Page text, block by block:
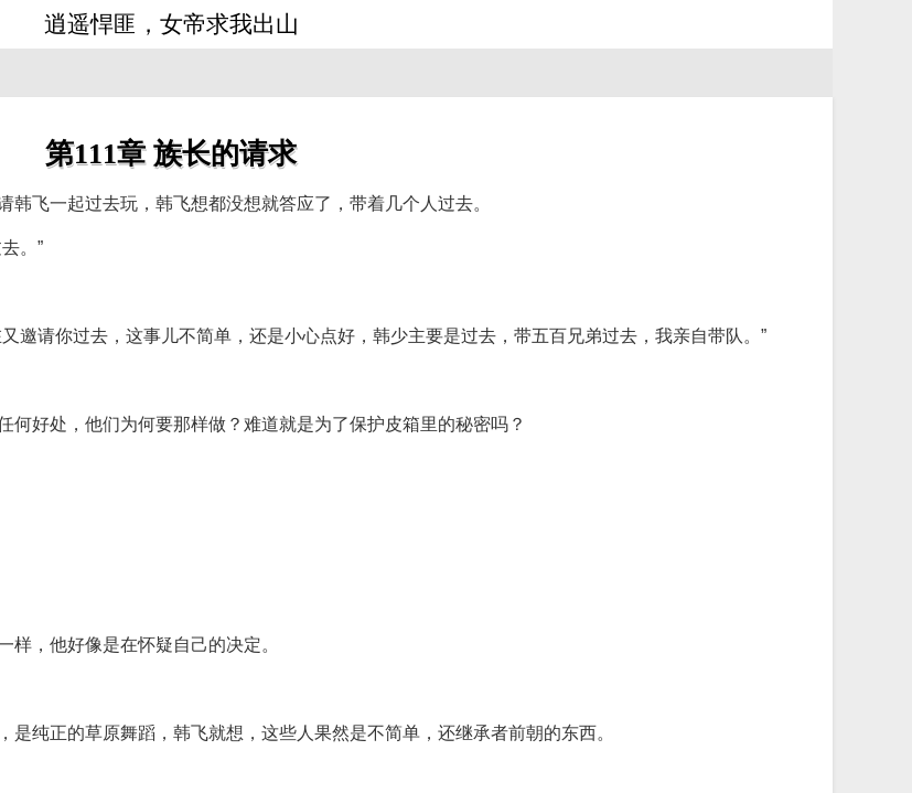
逍遥悍匪，女帝求我出山
第111章 族长的请求
飞一起过去玩，韩飞想都没想就答应了，带着几个人过去。
。”
邀请你过去，这事儿不简单，还是小心点好，韩少主要是过去，带五百兄弟过去，我亲自带队。”
好处，他们为何要那样做？难道就是为了保护皮箱里的秘密吗？
，他好像是在怀疑自己的决定。
纯正的草原舞蹈，韩飞就想，这些人果然是不简单，还继承者前朝的东西。